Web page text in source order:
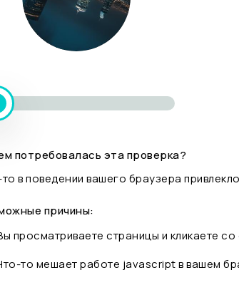
потребовалась эта проверка?
в поведении вашего браузера
причины:
просматриваете страницы и кликаете
то мешает работе javascript в вашем